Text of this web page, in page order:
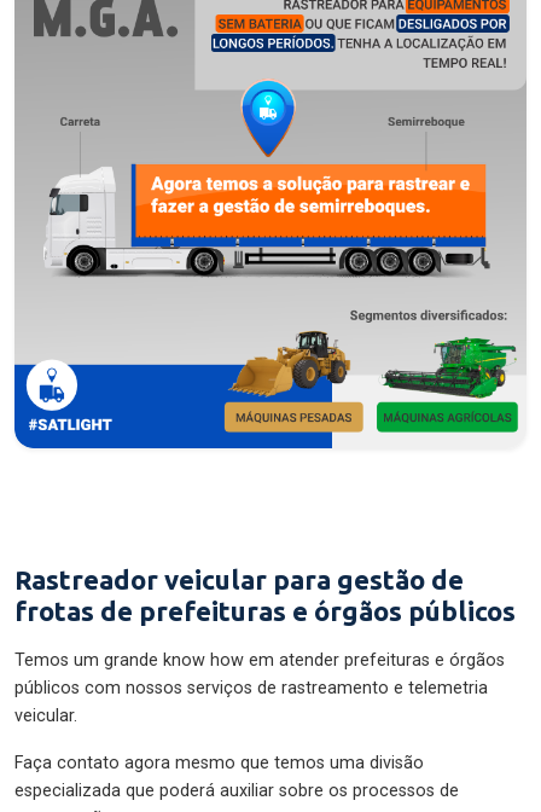
Rastreador veicular para gestão de
frotas de prefeituras e órgãos públicos
Temos um grande know how em atender prefeituras e órgãos
públicos com nossos serviços de rastreamento e telemetria
veicular.
Faça contato agora mesmo que temos uma divisão
especializada que poderá auxiliar sobre os processos de